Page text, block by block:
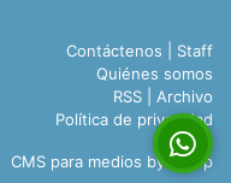
Contáctenos
Staff
Quiénes somos
RSS
Archivo
Política de privacidad
CMS para medios by Troop